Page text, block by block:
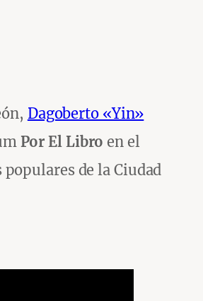
Dagoberto «Yin»
Por El Libro en el
de la Ciudad